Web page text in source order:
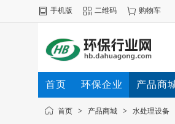
手机版 二维码 购物车
首页 环保企业 产品商
首页 > 产品商城 > 水处理设备